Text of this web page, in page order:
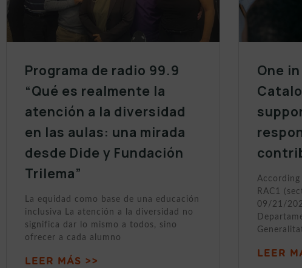
Programa de radio 99.9
“Qué es realmente la
atención a la diversidad
en las aulas: una mirada
desde Dide y Fundación
Trilema”
La equidad como base de una educación
inclusiva La atención a la diversidad no
significa dar lo mismo a todos, sino
ofrecer a cada alumno
LEER MÁS >>
One
RAC1
09/21/
LEER